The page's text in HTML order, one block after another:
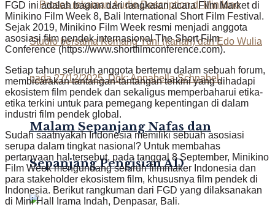
Malam Sepanjang Nafas dan
Sepanjang Pengisian AD
FGD ini adalah bagian dari rangkaian acara Film Market di
Minikino Film Week 8, Bali International Short Film Festival.
Sejak 2019, Minikino Film Week resmi menjadi anggota
asosiasi film pendek internasional The Short Film
Conference (https://www.shortfilmconference.com).
Setiap tahun seluruh anggota bertemu dalam sebuah forum,
membicarakan tantangan-tantangan terkini yang dihadapi
ekosistem film pendek dan sekaligus memperbaharui etika-
etika terkini untuk para pemegang kepentingan di dalam
industri film pendek global.
Sudah saatnyakah Indonesia memiliki sebuah asosiasi
serupa dalam tingkat nasional? Untuk membahas
pertanyaan hal tersebut, pada tanggal 8 September, Minikino
Film Week mengundang seluruh filmmaker Indonesia dan
para stakeholder ekosistem film, khususnya film pendek di
Indonesia. Berikut rangkuman dari FGD yang dilaksanakan
di Mini Hall Irama Indah, Denpasar, Bali.